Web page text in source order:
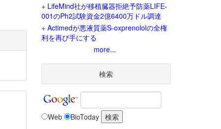
+ LifeMind社が移植臓器拒絶予防薬LIFE-
001のPh2試験資金2億6400万ドル調達
+ Actimedが悪液質薬S-oxprenololの全権
利を再び手にする
more...
検索
Web BioToday